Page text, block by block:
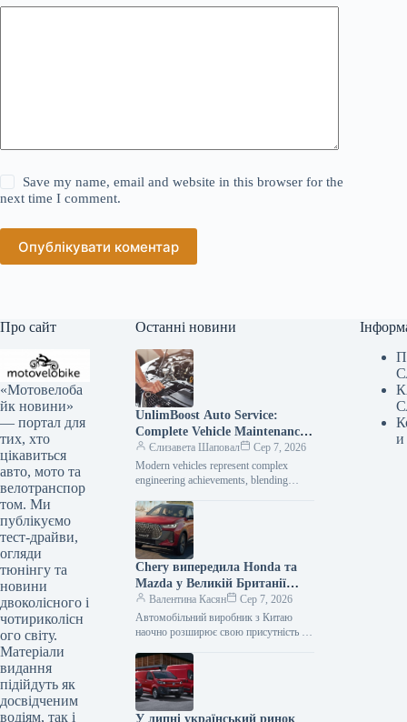
Save my name, email and website in this browser for the
next time I comment.
Опублікувати коментар
Про сайт
«Мотовелоба
йк новини»
— портал для
тих, хто
цікавиться
авто, мото та
велотранспор
том. Ми
публікуємо
тест-драйви,
огляди
тюнінгу та
новини
двоколісного і
чотириколісн
ого світу.
Матеріали
видання
підійдуть як
досвідченим
водіям, так і
Останні новини
UnlimBoost Auto Service:
Complete Vehicle Maintenance
& ECU Tuning
Єлизавета Шаповал
Сер 7, 2026
Modern vehicles represent complex
engineering achievements, blending
with intricate electronic management
systems. When searching for specialized
car…
Chery випередила Honda та
Mazda у Великій Британії
лише за рік після своєї появи
на ринку.
Валентина Касян
Сер 7, 2026
Автомобільний виробник з Китаю
наочно розширює свою присутність на
відсоткову частку менш ніж за 12
місяців від…
У липні український ринок
и